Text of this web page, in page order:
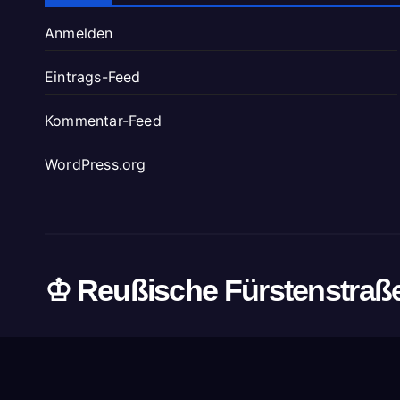
Anmelden
Eintrags-Feed
Kommentar-Feed
WordPress.org
♔ Reußische